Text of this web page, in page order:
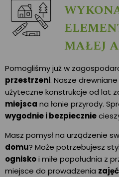
MAŁEJ
Pomogliśmy już w
przestrzeni. Nasze drewniane
użyteczne konstrukcje od lat
miejsca na łonie przyrody.
wygodnie i bezpiecznie
Masz pomysł na urządzenie
domu? Może potrzebujesz
ogniskoi miłe popołudnia z
miejsce do prowadzenia